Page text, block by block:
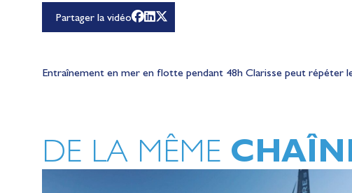
Partager la vidéo
Entraînement en mer en flotte pendant 48h Clarisse peut répéter
DE LA MÊME